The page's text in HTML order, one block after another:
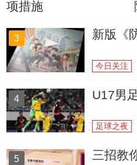
项措施
3 新版《
今日关注
4 U17男
足球之夜
5 三招教